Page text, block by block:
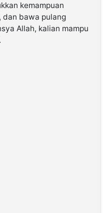
kemampuan
bawa pulang
Allah, kalian mampu